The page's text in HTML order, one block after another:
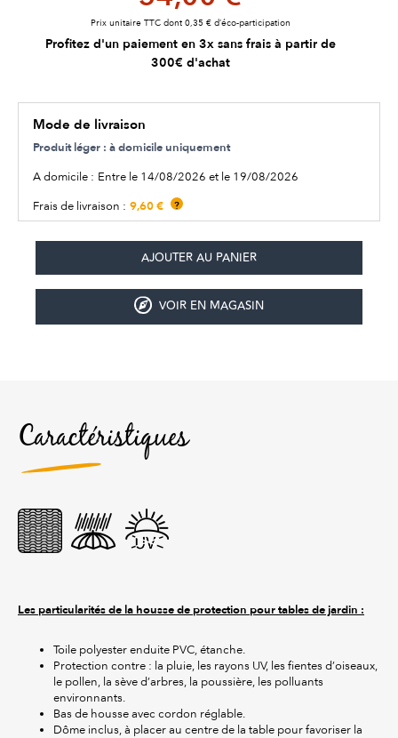
Prix unitaire TTC dont 0,35 € d’éco-participation
Profitez d'un paiement en 3x sans frais à partir de
300€ d'achat
Mode de livraison
Produit léger : à domicile uniquement
A domicile : Entre le 14/08/2026 et le 19/08/2026
Frais de livraison : 9,60 € ?
VOIR EN MAGASIN
Caractéristiques
Les particularités de la housse de protection pour tables de jardin :
Toile polyester enduite PVC, étanche.
Protection contre : la pluie, les rayons UV, les fientes d’oiseaux,
le pollen, la sève d’arbres, la poussière, les polluants
environnants.
Bas de housse avec cordon réglable.
Dôme inclus, à placer au centre de la table pour favoriser la